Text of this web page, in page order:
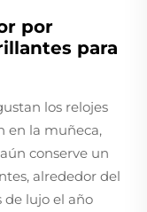
por
para
los relojes
en la muñeca,
conserve un
alrededor del
de lujo el año